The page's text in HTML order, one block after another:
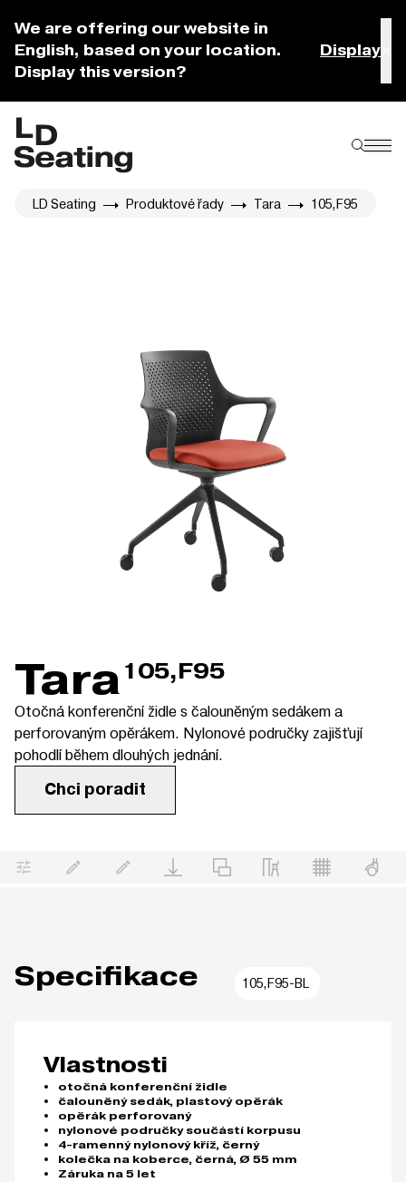
We are offering our website in
English, based on your location.
Display this version?
Display
LD Seating Produktové řady Tara 105,F95
Tara105,F95
Otočná konferenční židle s čalouněným sedákem a
perforovaným opěrákem. Nylonové područky zajišťují
pohodlí během dlouhých jednání.
Chci poradit
Specifikace 105,F95-BL
Vlastnosti
otočná konferenční židle
čalouněný sedák, plastový opěrák
opěrák perforovaný
nylonové područky součástí korpusu
4-ramenný nylonový kříž, černý
kolečka na koberce, černá, Ø 55 mm
Záruka na 5 let